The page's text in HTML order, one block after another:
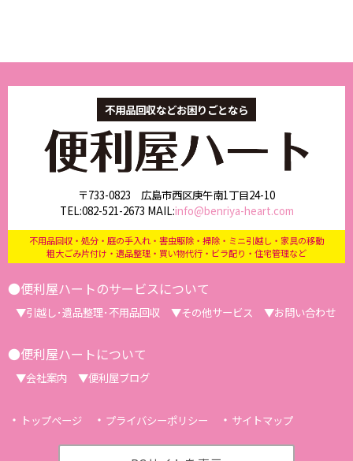
不用品回収などお困りごとなら
〒733-0823 広島市西区庚午南1丁目24-10
TEL:082-521-2673 MAIL:info@benriya-heart.com
不用品回収・処分・庭の手入れ・害虫駆除・掃除・ミニ引越し・家具の移動
粗大ごみ片付け・遺品整理・買い物代行・ビラ配り・住宅管理など
便利屋ハートのサービスについて
引越し･遺品整理･不用品回収 その他サービス お問い合わせ
便利屋ハートについて
会社案内 便利屋ブログ
トップページ プライバシーポリシー サイトマップ